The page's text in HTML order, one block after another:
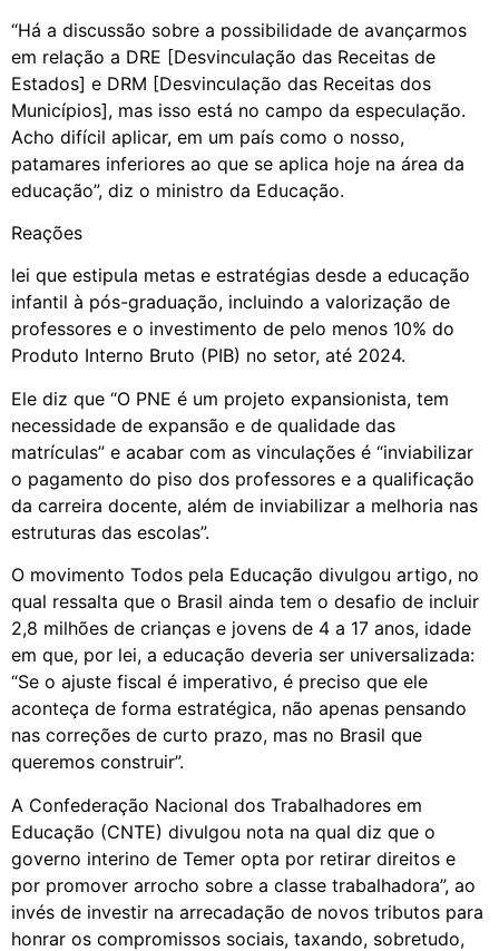
“Há a discussão sobre a possibilidade de avançarmos
em relação a DRE [Desvinculação das Receitas de
Estados] e DRM [Desvinculação das Receitas dos
Municípios], mas isso está no campo da especulação.
Acho difícil aplicar, em um país como o nosso,
patamares inferiores ao que se aplica hoje na área da
educação”, diz o ministro da Educação.
Reações
lei que estipula metas e estratégias desde a educação
infantil à pós-graduação, incluindo a valorização de
professores e o investimento de pelo menos 10% do
Produto Interno Bruto (PIB) no setor, até 2024.
Ele diz que “O PNE é um projeto expansionista, tem
necessidade de expansão e de qualidade das
matrículas” e acabar com as vinculações é “inviabilizar
o pagamento do piso dos professores e a qualificação
da carreira docente, além de inviabilizar a melhoria nas
estruturas das escolas”.
O movimento Todos pela Educação divulgou artigo, no
qual ressalta que o Brasil ainda tem o desafio de incluir
2,8 milhões de crianças e jovens de 4 a 17 anos, idade
em que, por lei, a educação deveria ser universalizada:
“Se o ajuste fiscal é imperativo, é preciso que ele
aconteça de forma estratégica, não apenas pensando
nas correções de curto prazo, mas no Brasil que
queremos construir”.
A Confederação Nacional dos Trabalhadores em
Educação (CNTE) divulgou nota na qual diz que o
governo interino de Temer opta por retirar direitos e
por promover arrocho sobre a classe trabalhadora”, ao
invés de investir na arrecadação de novos tributos para
honrar os compromissos sociais, taxando, sobretudo,